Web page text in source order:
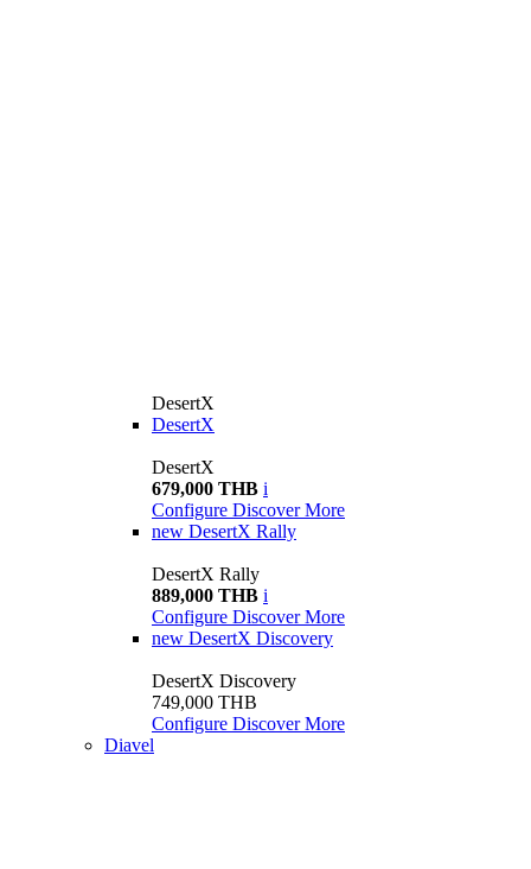
DesertX
DesertX
DesertX
679,000 THB i
Configure Discover More
new DesertX Rally
DesertX Rally
889,000 THB i
Configure Discover More
new DesertX Discovery
DesertX Discovery
749,000 THB
Configure Discover More
Diavel